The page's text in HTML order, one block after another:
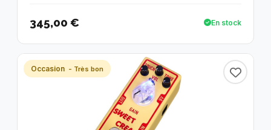
345,00 € En stock
Occasion - Très bon